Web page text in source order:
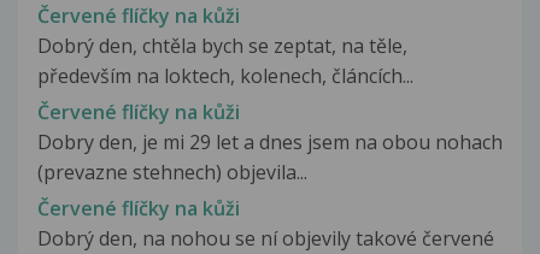
Červené flíčky na kůži
Dobrý den, chtěla bych se zeptat, na těle,
především na loktech, kolenech, článcích...
Červené flíčky na kůži
Dobry den, je mi 29 let a dnes jsem na obou nohach
(prevazne stehnech) objevila...
Červené flíčky na kůži
Dobrý den, na nohou se ní objevily takové červené